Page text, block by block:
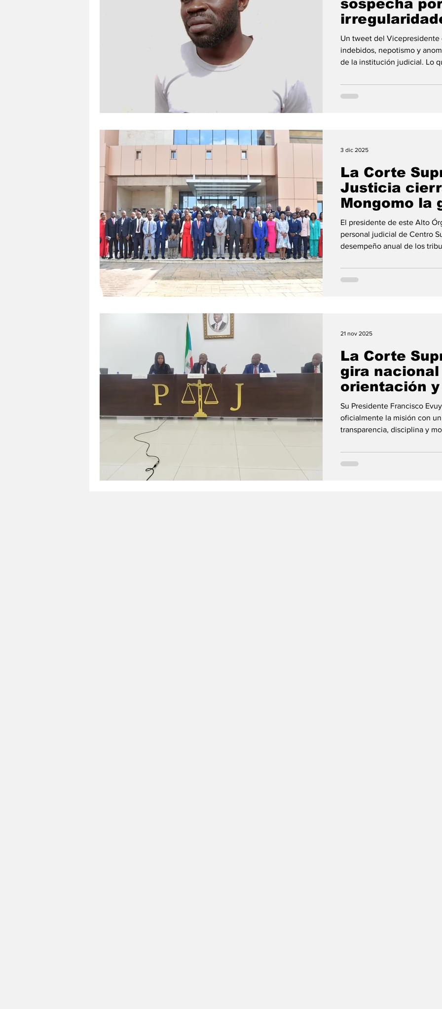
Agricultura Religión
sospecha
Un tweet del Vicepresidente
indebidos, nepotismo y
de la institución judicial. Lo
dentro de la Corte Suprema
tweet publicado en su cuenta
La Corte
Justicia
Mongomo la
con balance
recaudación.
El presidente de este Alto
personal judicial de Centro
desempeño anual de los
nacional emprendida por el
Suprema de Justicia,
3 dic 2025
La Corte
gira nacional
orientación
judicial de
del ejercicio
Su Presidente Francisco
oficialmente la misión con
transparencia, disciplina y
evaluación judicial ha
noviembre, con un acto
21 nov 2025